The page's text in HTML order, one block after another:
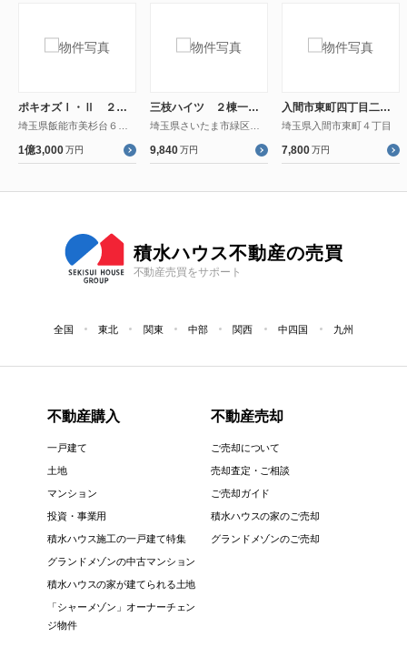
ポキオズⅠ・Ⅱ ２棟一括売りアパート
1億3,000 万円
三枝ハイツ ２棟一括売りアパート
9,840 万円
入間市東町四丁目二棟一括アパート
埼玉県入間市東町４丁目
7,800 万円
積水ハウス不動産の売買
不動産売買をサポート
全国 東北 関東 中部 関西 中四国 九州
不動産購入
一戸建て
土地
マンション
投資・事業用
積水ハウス施工の一戸建て特集
グランドメゾンの中古マンション
積水ハウスの家が建てられる土地
「シャーメゾン」オーナーチェン
ジ物件
不動産売却
ご売却について
売却査定・ご相談
ご売却ガイド
積水ハウスの家のご売却
グランドメゾンのご売却